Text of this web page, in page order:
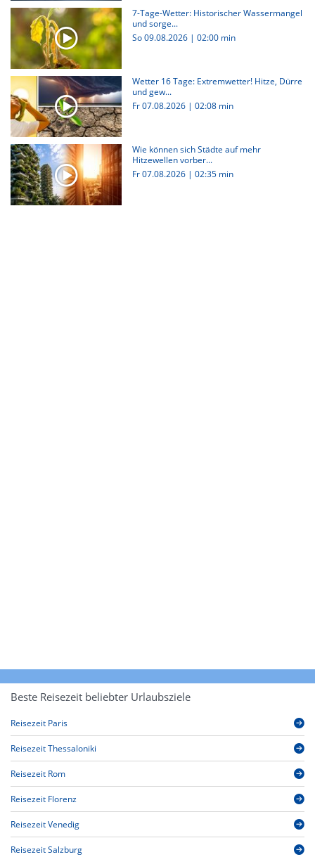
7-Tage-Wetter: Historischer Wassermangel
und sorge...
So 09.08.2026 | 02:00 min
Wetter 16 Tage: Extremwetter! Hitze, Dürre
und gew...
Fr 07.08.2026 | 02:08 min
Wie können sich Städte auf mehr
Hitzewellen vorber...
Fr 07.08.2026 | 02:35 min
Beste Reisezeit beliebter Urlaubsziele
Reisezeit Paris
Reisezeit Thessaloniki
Reisezeit Rom
Reisezeit Florenz
Reisezeit Venedig
Reisezeit Salzburg